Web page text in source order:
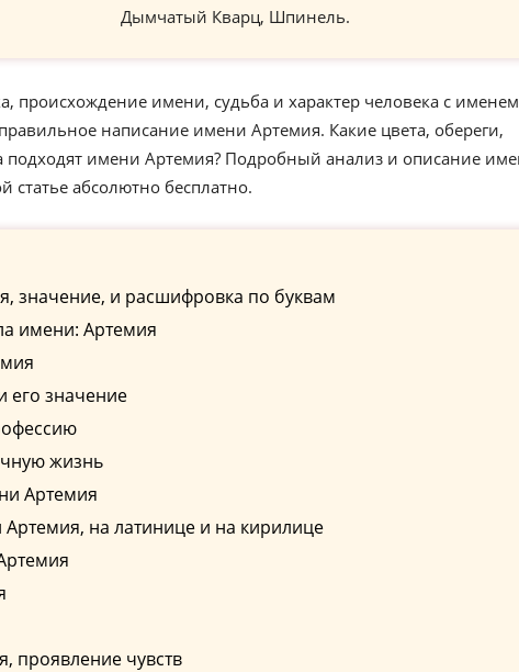
Дымчатый Кварц, Шпинель.
происхождение имени, судьба и характер человека с именем
написание имени Артемия. Какие цвета, обереги,
подходят имени Артемия? Подробный анализ и описание
статье абсолютно бесплатно.
значение, и расшифровка по буквам
имени: Артемия
его значение
жизнь
Артемия
на латинице и на кирилице
проявление чувств